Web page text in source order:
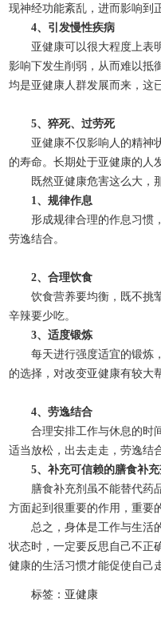
现神经功能紊乱，进而影响到
4、引发慢性疾病
亚健康可以很大程度上表明
影响下发生削弱，从而难以抵
均是亚健康人群发展而来，这
5、猝死、过劳死
亚健康不仅影响人的精神状
的寿命。长期处于亚健康的人
既然亚健康危害这么大，那
1、规律作息
形成规律合理的作息习惯，
劳逸结合。
2、合理饮食
饮食营养要均衡，既不挑荤
辛辣要少吃。
3、适度锻炼
每天进行强度适宜的锻炼，
的选择，对改变亚健康有较大
4、劳逸结合
合理安排工作与休息的时间
适当放松，出去走走，劳逸结
5、补充可信赖的膳食补充
膳食补充剂虽不能替代药品
方面起到很重要的作用，重要
总之，身体是工作与生活的
状态时，一定要反思自己不正
健康的生活习惯才能促使自己
标签：亚健康